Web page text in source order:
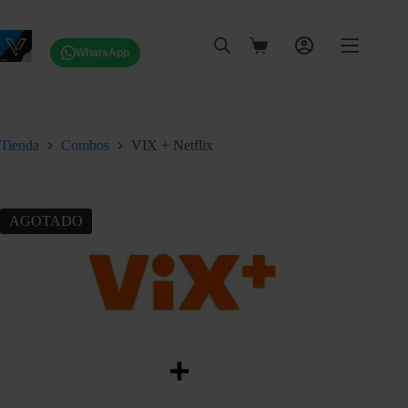
contenido
WhatsApp
Carro
Tienda Combos VIX + Netflix
AGOTADO